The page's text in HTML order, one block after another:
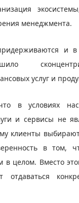
менеджмента.
и в
услуг и
в условиях
и сервисы не
клиенты
в том,
в целом. Вместо
отдаваться